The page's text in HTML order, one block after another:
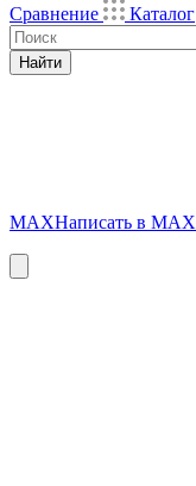
Сравнение
Каталог
Найти
MAXНаписать в MAX